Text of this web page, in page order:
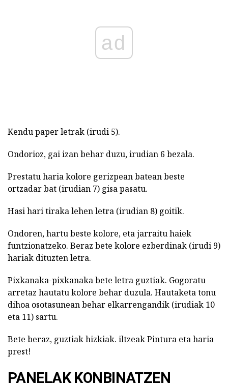
ad
Kendu paper letrak (irudi 5).
Ondorioz, gai izan behar duzu, irudian 6 bezala.
Prestatu haria kolore gerizpean batean beste
ortzadar bat (irudian 7) gisa pasatu.
Hasi hari tiraka lehen letra (irudian 8) goitik.
Ondoren, hartu beste kolore, eta jarraitu haiek
funtzionatzeko. Beraz bete kolore ezberdinak (irudi 9)
hariak dituzten letra.
Pixkanaka-pixkanaka bete letra guztiak. Gogoratu
arretaz hautatu kolore behar duzula. Hautaketa tonu
dihoa osotasunean behar elkarrengandik (irudiak 10
eta 11) sartu.
Bete beraz, guztiak hizkiak. iltzeak Pintura eta haria
prest!
PANELAK KONBINATZEN